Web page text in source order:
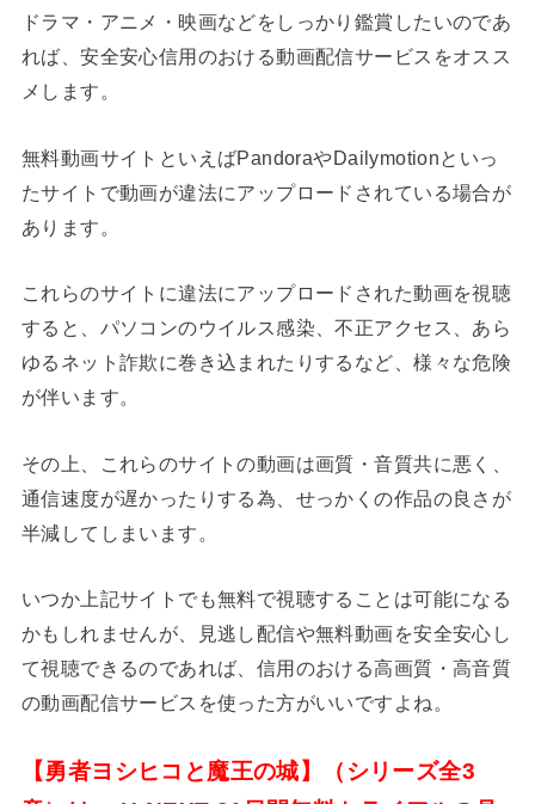
ドラマ・アニメ・映画などをしっかり鑑賞したいのであ
れば、安全安心信用のおける動画配信サービスをオスス
メします。
無料動画サイトといえばPandoraやDailymotionといっ
たサイトで動画が違法にアップロードされている場合が
あります。
これらのサイトに違法にアップロードされた動画を視聴
すると、パソコンのウイルス感染、不正アクセス、あら
ゆるネット詐欺に巻き込まれたりするなど、様々な危険
が伴います。
その上、これらのサイトの動画は画質・音質共に悪く、
通信速度が遅かったりする為、せっかくの作品の良さが
半減してしまいます。
いつか上記サイトでも無料で視聴することは可能になる
かもしれませんが、見逃し配信や無料動画を安全安心し
て視聴できるのであれば、信用のおける高画質・高音質
の動画配信サービスを使った方がいいですよね。
【勇者ヨシヒコと魔王の城】（シリーズ全3